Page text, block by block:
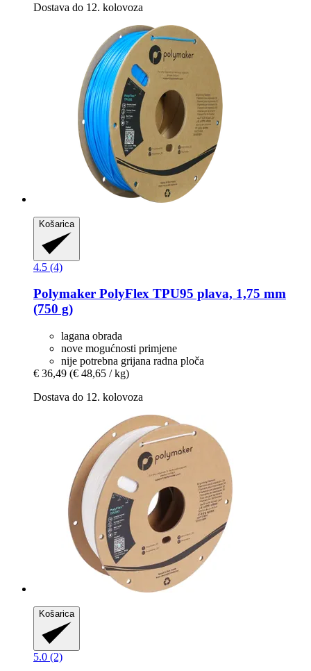
Dostava do 12. kolovoza
Košarica
4.5 (4)
Polymaker PolyFlex TPU95 plava, 1,75 mm
(750 g)
lagana obrada
nove mogućnosti primjene
nije potrebna grijana radna ploča
€ 36,49 (€ 48,65 / kg)
Dostava do 12. kolovoza
Košarica
5.0 (2)